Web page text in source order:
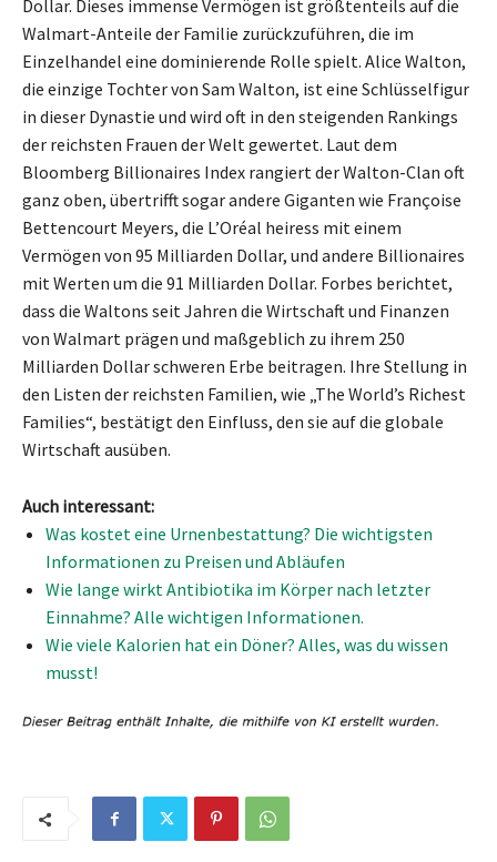
Dollar. Dieses immense Vermögen ist größtenteils auf die
Walmart-Anteile der Familie zurückzuführen, die im
Einzelhandel eine dominierende Rolle spielt. Alice Walton,
die einzige Tochter von Sam Walton, ist eine Schlüsselfigur
in dieser Dynastie und wird oft in den steigenden Rankings
der reichsten Frauen der Welt gewertet. Laut dem
Bloomberg Billionaires Index rangiert der Walton-Clan oft
ganz oben, übertrifft sogar andere Giganten wie Françoise
Bettencourt Meyers, die L’Oréal heiress mit einem
Vermögen von 95 Milliarden Dollar, und andere Billionaires
mit Werten um die 91 Milliarden Dollar. Forbes berichtet,
dass die Waltons seit Jahren die Wirtschaft und Finanzen
von Walmart prägen und maßgeblich zu ihrem 250
Milliarden Dollar schweren Erbe beitragen. Ihre Stellung in
den Listen der reichsten Familien, wie „The World’s Richest
Families“, bestätigt den Einfluss, den sie auf die globale
Wirtschaft ausüben.
Auch interessant:
Was kostet eine Urnenbestattung? Die wichtigsten
Informationen zu Preisen und Abläufen
Wie lange wirkt Antibiotika im Körper nach letzter
Einnahme? Alle wichtigen Informationen.
Wie viele Kalorien hat ein Döner? Alles, was du wissen
musst!